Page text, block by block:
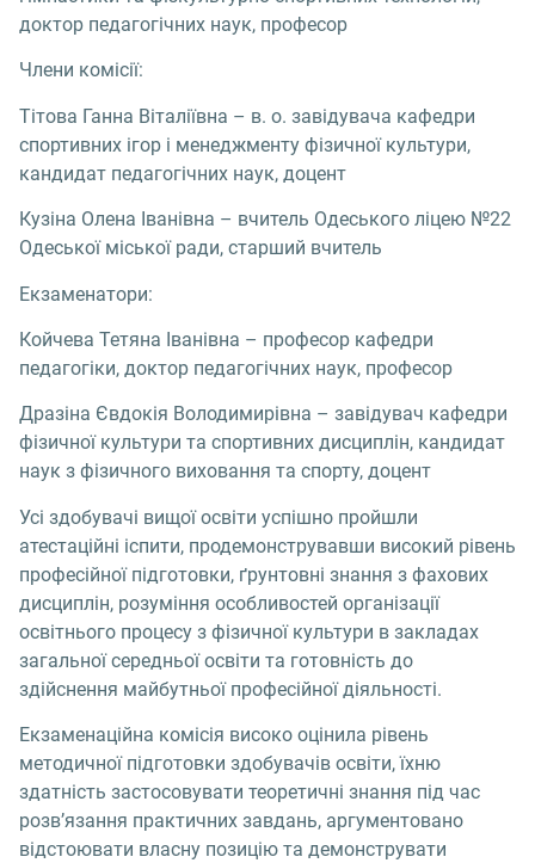
доктор педагогічних наук, професор
Члени комісії:
Тітова Ганна Віталіївна – в. о. завідувача кафедри
спортивних ігор і менеджменту фізичної культури,
кандидат педагогічних наук, доцент
Кузіна Олена Іванівна – вчитель Одеського ліцею №22
Одеської міської ради, старший вчитель
Екзаменатори:
Койчева Тетяна Іванівна – професор кафедри
педагогіки, доктор педагогічних наук, професор
Дразіна Євдокія Володимирівна – завідувач кафедри
фізичної культури та спортивних дисциплін, кандидат
наук з фізичного виховання та спорту, доцент
Усі здобувачі вищої освіти успішно пройшли
атестаційні іспити, продемонструвавши високий рівень
професійної підготовки, ґрунтовні знання з фахових
дисциплін, розуміння особливостей організації
освітнього процесу з фізичної культури в закладах
загальної середньої освіти та готовність до
здійснення майбутньої професійної діяльності.
Екзаменаційна комісія високо оцінила рівень
методичної підготовки здобувачів освіти, їхню
здатність застосовувати теоретичні знання під час
розв’язання практичних завдань, аргументовано
відстоювати власну позицію та демонструвати